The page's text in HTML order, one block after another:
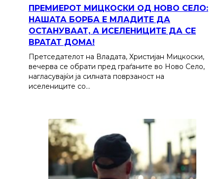
ПРЕМИЕРОТ МИЦКОСКИ ОД НОВО СЕЛО:
НАШАТА БОРБА Е МЛАДИТЕ ДА
ОСТАНУВААТ, А ИСЕЛЕНИЦИТЕ ДА СЕ
ВРАТАТ ДОМА!
Претседателот на Владата, Христијан Мицкоски,
вечерва се обрати пред граѓаните во Ново Село,
нагласувајќи ја силната поврзаност на
иселениците со…